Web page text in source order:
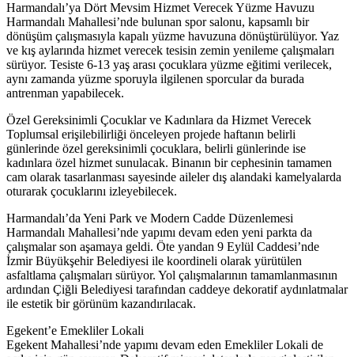
Harmandalı’ya Dört Mevsim Hizmet Verecek Yüzme Havuzu
Harmandalı Mahallesi’nde bulunan spor salonu, kapsamlı bir
dönüşüm çalışmasıyla kapalı yüzme havuzuna dönüştürülüyor. Yaz
ve kış aylarında hizmet verecek tesisin zemin yenileme çalışmaları
sürüyor. Tesiste 6-13 yaş arası çocuklara yüzme eğitimi verilecek,
aynı zamanda yüzme sporuyla ilgilenen sporcular da burada
antrenman yapabilecek.
Özel Gereksinimli Çocuklar ve Kadınlara da Hizmet Verecek
Toplumsal erişilebilirliği önceleyen projede haftanın belirli
günlerinde özel gereksinimli çocuklara, belirli günlerinde ise
kadınlara özel hizmet sunulacak. Binanın bir cephesinin tamamen
cam olarak tasarlanması sayesinde aileler dış alandaki kamelyalarda
oturarak çocuklarını izleyebilecek.
Harmandalı’da Yeni Park ve Modern Cadde Düzenlemesi
Harmandalı Mahallesi’nde yapımı devam eden yeni parkta da
çalışmalar son aşamaya geldi. Öte yandan 9 Eylül Caddesi’nde
İzmir Büyükşehir Belediyesi ile koordineli olarak yürütülen
asfaltlama çalışmaları sürüyor. Yol çalışmalarının tamamlanmasının
ardından Çiğli Belediyesi tarafından caddeye dekoratif aydınlatmalar
ile estetik bir görünüm kazandırılacak.
Egekent’e Emekliler Lokali
Egekent Mahallesi’nde yapımı devam eden Emekliler Lokali de